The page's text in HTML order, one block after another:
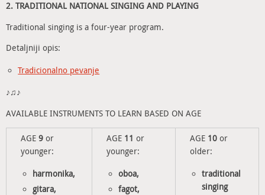
2. TRADITIONAL NATIONAL SINGING AND PLAYING
Traditional singing is a four-year program.
Detaljniji opis:
Tradicionalno pevanje
♪♫♪
AVAILABLE INSTRUMENTS TO LEARN BASED ON AGE
AGE 9 or
younger:
harmonika,
gitara,
AGE 11 or
younger:
oboa,
fagot,
AGE 10 or
older:
traditional
singing